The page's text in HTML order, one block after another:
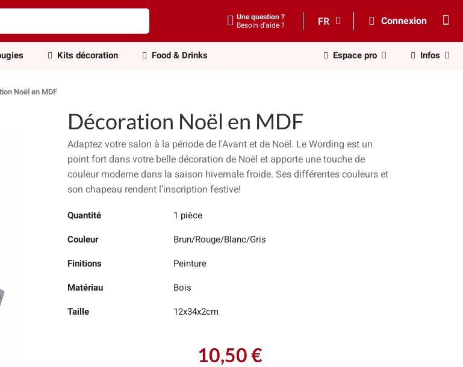
Une question ?
Besoin d'aide ?
FR Connexion
Kits décoration Food & Drinks Espace pro Infos
Noël en MDF
Décoration Noël en MDF
Adaptez votre salon à la période de l'Avant et de Noël. Le Wording est un
point fort dans votre belle décoration de Noël et apporte une touche de
couleur moderne dans la saison hivernale froide. Ses différentes couleurs et
son chapeau rendent l'inscription festive!
Quantité 1 pièce
Couleur Brun/Rouge/Blanc/Gris
Finitions Peinture
Matériau Bois
Taille 12x34x2cm
10,50 €